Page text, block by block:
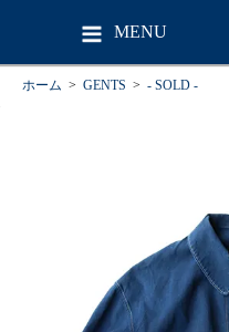
MENU
ホーム > GENTS > - SOLD -